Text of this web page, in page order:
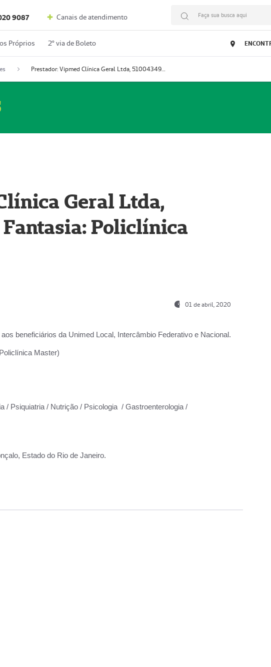
9087 Canais de atendimento Faça sua busca aqui
Próprios 2º via de Boleto
Prestador: Vipmed Clínica Geral Ltda, 51004349-0 (Nome Fantasia: Policlínica Master)
Geral Ltda,
Policlínica
01 de abril, 2020
beneficiários da Unimed Local, Intercâmbio Federativo e Nacional.
Master)
/ Psiquiatria / Nutrição / Psicologia / Gastroenterologia /
Estado do Rio de Janeiro.